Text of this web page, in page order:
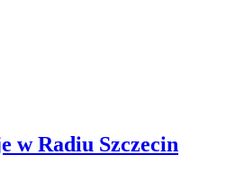
w Radiu Szczecin